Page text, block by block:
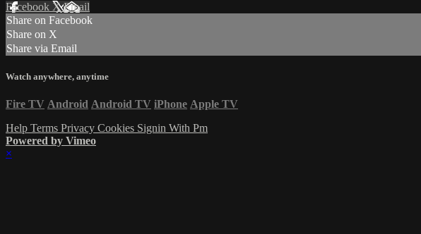
Facebook XEmail
Share on Facebook
Share on X
Share via Email
Watch anywhere, anytime
Fire TV Android Android TV iPhone Apple TV
Help Terms Privacy Cookies Signin With Pm
Powered by Vimeo
×